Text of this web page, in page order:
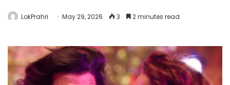
LokPrahri May 29, 2026 3 2 minutes read